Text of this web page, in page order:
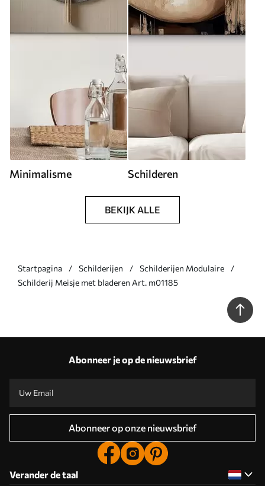
Minimalisme Schilderen
BEKIJK ALLE
Startpagina Schilderijen
Schilderijen Modulaire
Schilderij Meisje met bladeren Art. m01185
Abonneer je op de nieuwsbrief
Abonneer op onze nieuwsbrief
Verander de taal